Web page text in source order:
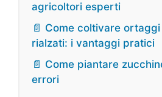
agricoltori esperti
📄 Come coltivare
rialzati: i vantaggi pratici
📄 Come piantare
errori